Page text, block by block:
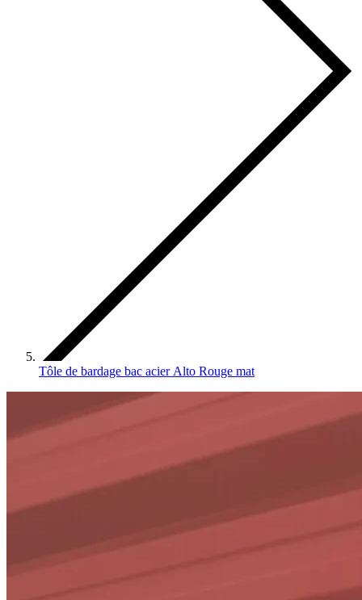
Tôle de bardage bac acier Alto Rouge mat